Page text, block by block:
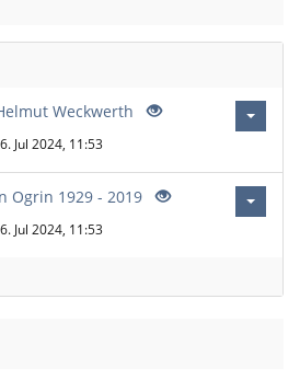
Weckwerth
Jul 2024, 11:53
Ogrin 1929 - 2019
Jul 2024, 11:53